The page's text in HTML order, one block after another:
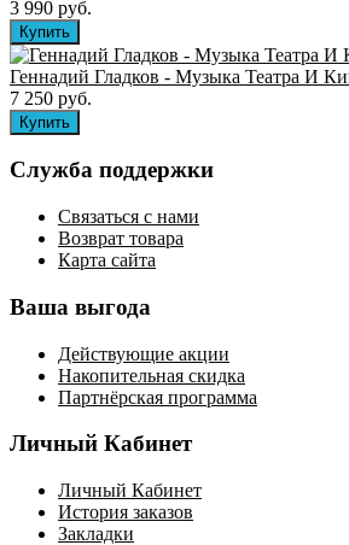
3 990 руб.
Геннадий Гладков - Музыка Театра И
7 250 руб.
Служба поддержки
Связаться с нами
Возврат товара
Карта сайта
Ваша выгода
Действующие акции
Накопительная скидка
Партнёрская программа
Личный Кабинет
Личный Кабинет
История заказов
Закладки